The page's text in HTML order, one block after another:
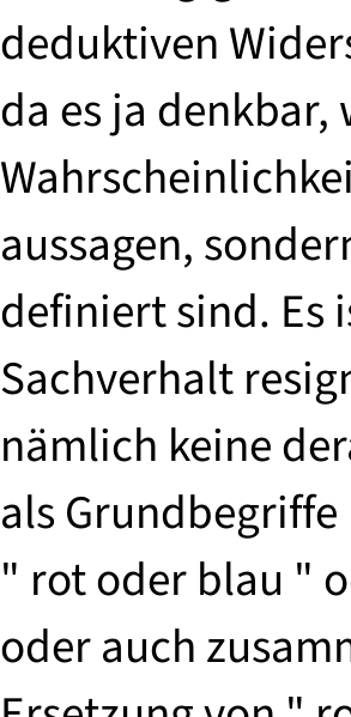
deduktiven
da es ja
aussagen,
definiert sind. Es
Sachverhalt
nämlich keine
als
" rot oder blau "
oder auch